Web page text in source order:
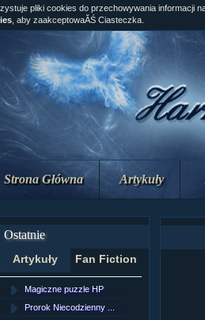
Strona Główna Artykuły
Ostatnie
Artykuły Fan Fiction
Magiczne puzzle HP
Prorok Niecodzienny ...
pliki cookies do przechowywania informacji
, aby zaakceptowaĂŚ Ciasteczka.